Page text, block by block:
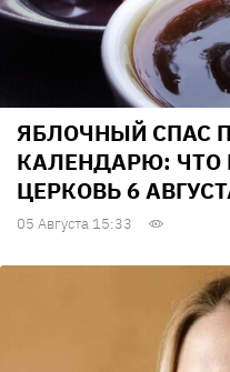
ЯБЛОЧНЫЙ СПАС
КАЛЕНДАРЮ: ЧТО
ЦЕРКОВЬ 6
05 Августа 15:33